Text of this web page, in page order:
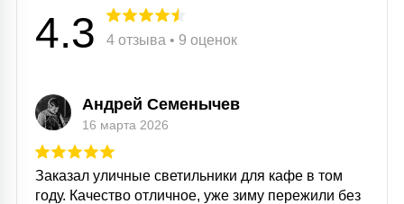
4.3 4 отзыва • 9 оценок
Андрей Семенычев
16 марта 2026
Заказал уличные светильники для кафе в том
году. Качество отличное, уже зиму пережили без